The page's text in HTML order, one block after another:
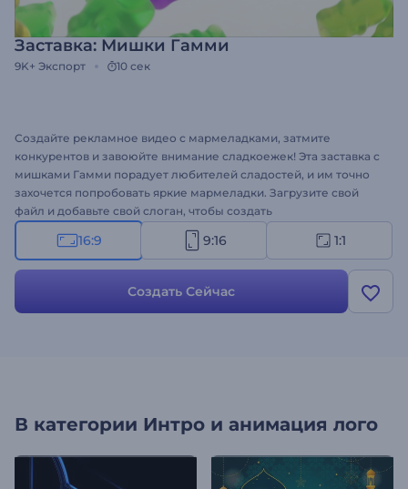
Заставка: Мишки Гамми
9K+ Экспорт 10 сек
Создайте рекламное видео с мармеладками, затмите
конкурентов и завоюйте внимание сладкоежек! Эта заставка с
мишками Гамми порадует любителей сладостей, и им точно
захочется попробовать яркие мармеладки. Загрузите свой
файл и добавьте свой слоган, чтобы создать
профессиональную заставку с логотипом за несколько минут.
Шаблон идеально подходит для создания рекламы для ТВ,
канала и многого другого. Завоюйте сердца клиентов с
помощью нашего нового шаблона. Создайте свое видео!
16:9 9:16 1:1
Создать Сейчас
В категории Интро и анимация лого